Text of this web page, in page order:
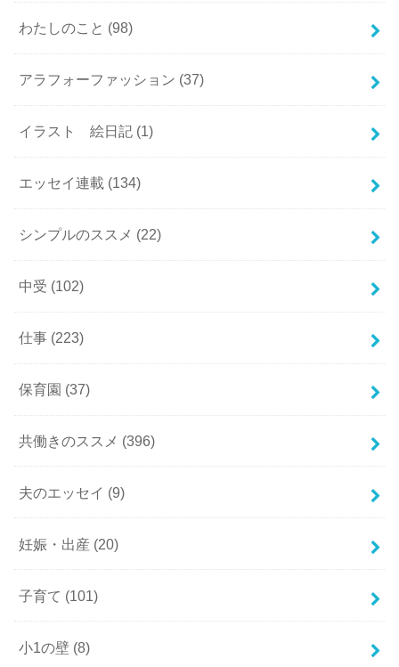
わたしのこと (98)
アラフォーファッション (37)
イラスト 絵日記 (1)
エッセイ連載 (134)
シンプルのススメ (22)
中受 (102)
仕事 (223)
保育園 (37)
共働きのススメ (396)
夫のエッセイ (9)
妊娠・出産 (20)
子育て (101)
小1の壁 (8)